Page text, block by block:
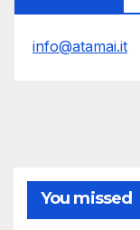
info@atamai.it
You missed